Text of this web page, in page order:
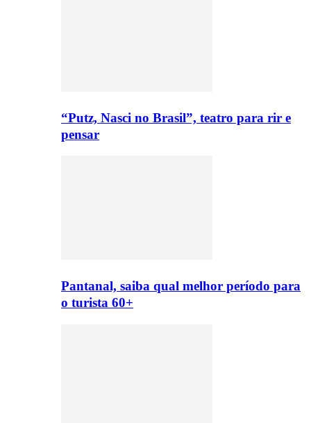
“Putz, Nasci no Brasil”, teatro para rir e
pensar
Pantanal, saiba qual melhor período para
o turista 60+